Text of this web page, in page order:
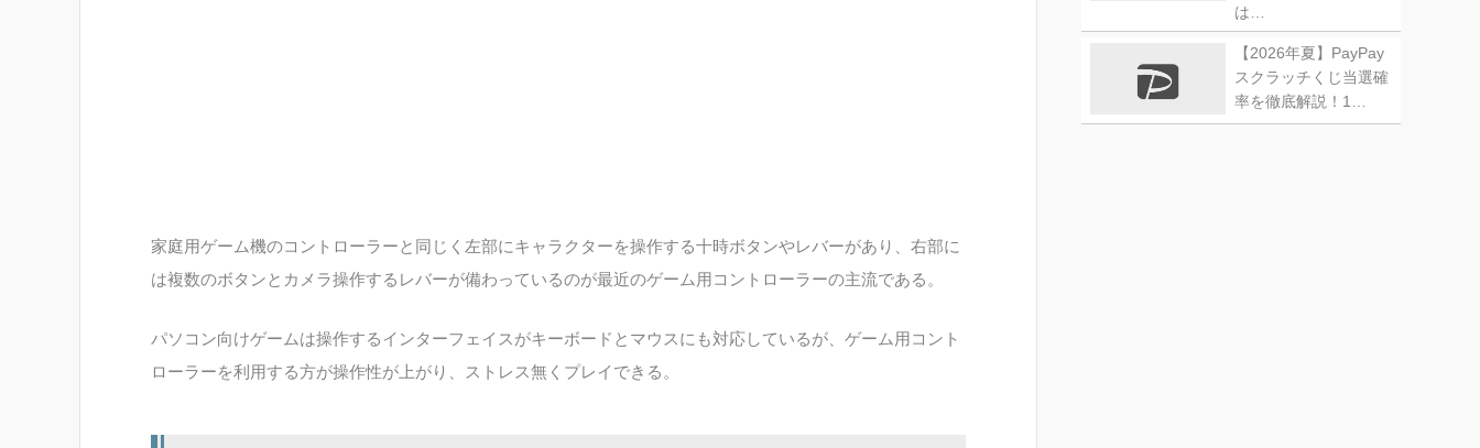
家庭用ゲーム機のコントローラーと同じく左部にキャラクターを操作する十時ボタンやレバーがあり、右部に
は複数のボタンとカメラ操作するレバーが備わっているのが最近のゲーム用コントローラーの主流である。
パソコン向けゲームは操作するインターフェイスがキーボードとマウスにも対応しているが、ゲーム用コント
ローラーを利用する方が操作性が上がり、ストレス無くプレイできる。
は…
【2026年夏】PayPay
スクラッチくじ当選確
率を徹底解説！1…